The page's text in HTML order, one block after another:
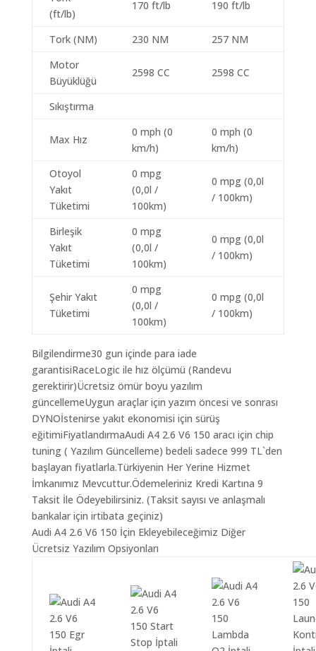
(ft/lb)
170 ft/lb 190 ft/lb
Tork (NM) 230 NM
257 NM
Motor
Büyüklüğü
2598 CC 2598 CC
Sıkıştırma
Max Hız
0 mph (0
km/h)
0 mph (0
km/h)
Otoyol
Yakıt
Tüketimi
0 mpg
(0,0l /
100km)
0 mpg (0,0l
/ 100km)
Birleşik
Yakıt
Tüketimi
0 mpg
(0,0l /
100km)
0 mpg (0,0l
/ 100km)
Şehir Yakıt
Tüketimi
0 mpg
(0,0l /
100km)
0 mpg (0,0l
/ 100km)
Bilgilendirme30 gun içinde para iade
garantisiRaceLogic ile hız ölçümü (Randevu
gerektirir)Ücretsiz ömür boyu yazılım
güncellemeUygun araçlar için yazım öncesi ve sonrası
DYNOİstenirse yakıt ekonomisi için sürüş
eğitimiFiyatlandırmaAudi A4 2.6 V6 150 aracı için chip
tuning ( Yazılım Güncelleme) bedeli sadece 999 TL`den
başlayan fiyatlarla.Türkiyenin Her Yerine Hizmet
İmkanımız Mevcuttur.Ödemeleriniz Kredi Kartına 9
Taksit İle Ödeyebilirsiniz. (Taksit sayısı ve anlaşmalı
bankalar için irtibata geçiniz)
Audi A4 2.6 V6 150 İçin Ekleyebileceğimiz Diğer
Ücretsiz Yazılım Opsiyonları